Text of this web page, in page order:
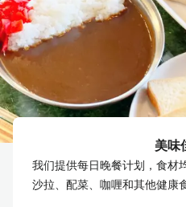
美味
我们提供每日晚餐计划，食材
沙拉、配菜、咖喱和其他健康